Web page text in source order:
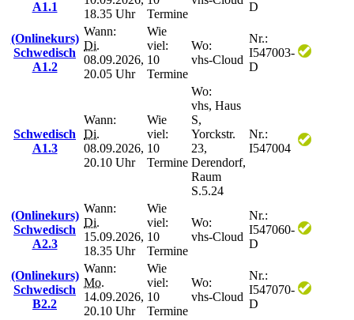
A1.1
18.35 Uhr
Termine
D
(Onlinekurs)
Schwedisch
A1.2
Wann:
Di.
08.09.2026,
20.05 Uhr
Wie
viel:
10
Termine
Wo:
vhs-Cloud
Nr.:
I547003-
D
Schwedisch
A1.3
Wann:
Di.
08.09.2026,
20.10 Uhr
Wie
viel:
10
Termine
Wo:
vhs, Haus
S,
Yorckstr.
23,
Derendorf,
Raum
S.5.24
Nr.:
I547004
(Onlinekurs)
Schwedisch
A2.3
Wann:
Di.
15.09.2026,
18.35 Uhr
Wie
viel:
10
Termine
Wo:
vhs-Cloud
Nr.:
I547060-
D
(Onlinekurs)
Schwedisch
B2.2
Wann:
Mo.
14.09.2026,
20.10 Uhr
Wie
viel:
10
Termine
Wo:
vhs-Cloud
Nr.:
I547070-
D